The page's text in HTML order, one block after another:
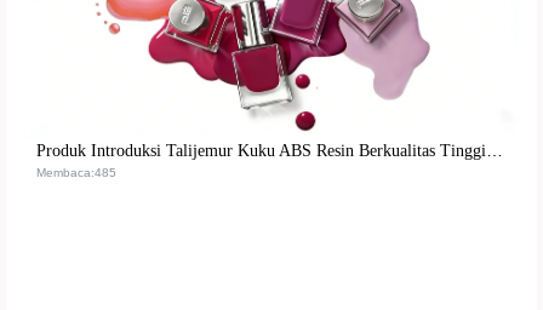
Membaca:485